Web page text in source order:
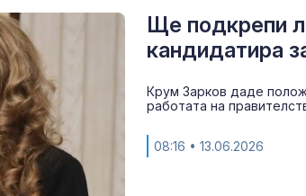
Ще подкрепи
кандидатира
Крум Зарков даде
работата на
08:16 • 13.06.2026